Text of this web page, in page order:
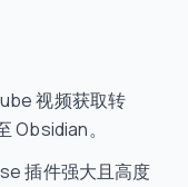
视频获取转
Obsidian。
插件强大且高度